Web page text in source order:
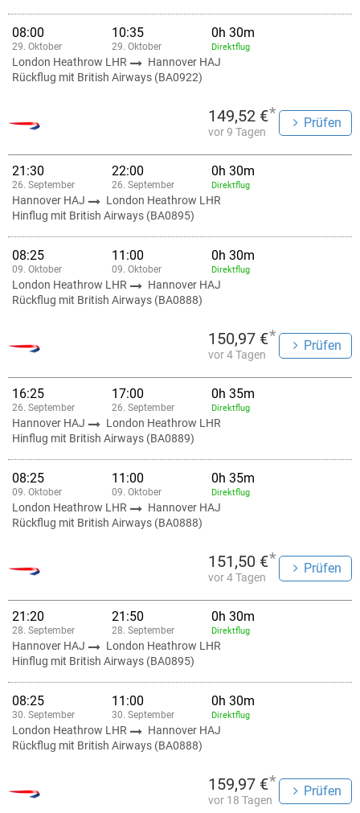
08:00
29. Oktober
10:35
29. Oktober
0h 30m
Direktflug
London Heathrow LHR
Hannover HAJ
Rückflug mit British Airways (BA0922)
149,52 €*
vor 9 Tagen
Prüfen
21:30
26. September
22:00
26. September
0h 30m
Direktflug
Hannover HAJ
London Heathrow LHR
Hinflug mit British Airways (BA0895)
08:25
09. Oktober
11:00
09. Oktober
0h 30m
Direktflug
London Heathrow LHR
Hannover HAJ
Rückflug mit British Airways (BA0888)
150,97 €*
vor 4 Tagen
Prüfen
16:25
26. September
17:00
26. September
0h 35m
Direktflug
Hannover HAJ
London Heathrow LHR
Hinflug mit British Airways (BA0889)
08:25
09. Oktober
11:00
09. Oktober
0h 35m
Direktflug
London Heathrow LHR
Hannover HAJ
Rückflug mit British Airways (BA0888)
151,50 €*
vor 4 Tagen
Prüfen
21:20
28. September
21:50
28. September
0h 30m
Direktflug
Hannover HAJ
London Heathrow LHR
Hinflug mit British Airways (BA0895)
08:25
30. September
11:00
30. September
0h 30m
Direktflug
London Heathrow LHR
Hannover HAJ
Rückflug mit British Airways (BA0888)
159,97 €*
vor 18 Tagen
Prüfen